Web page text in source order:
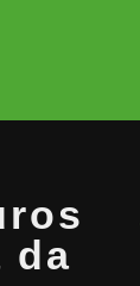
da